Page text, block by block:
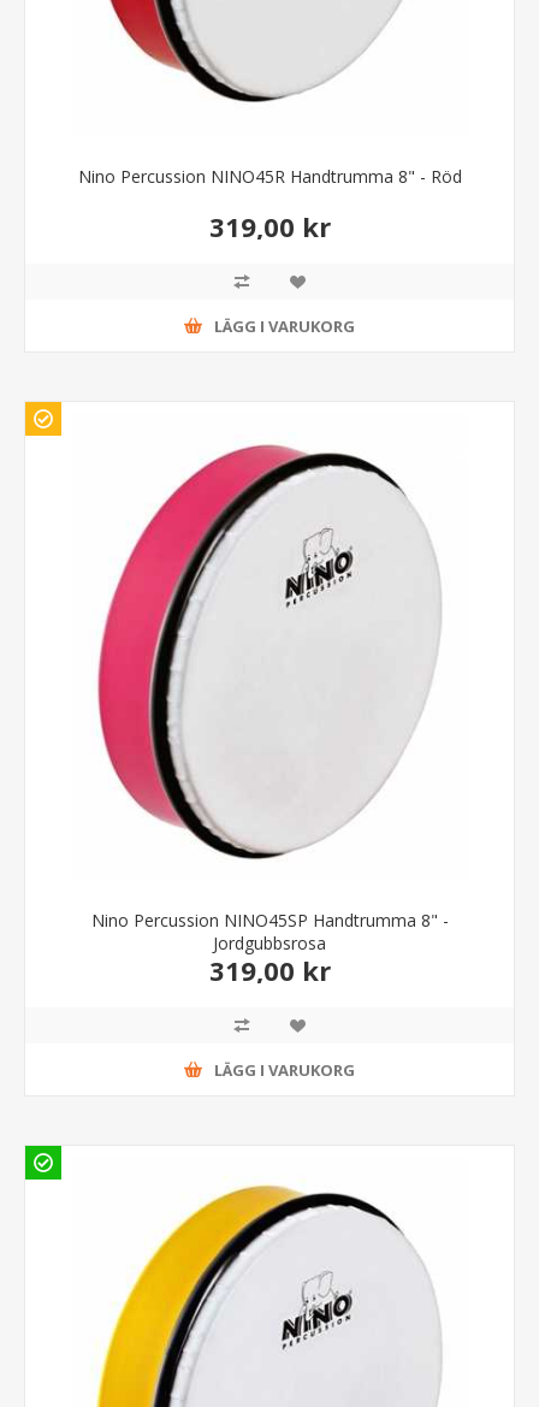
Nino Percussion NINO45R Handtrumma 8" - Röd
319,00 kr
LÄGG I VARUKORG
Nino Percussion NINO45SP Handtrumma 8" -
Jordgubbsrosa
319,00 kr
LÄGG I VARUKORG